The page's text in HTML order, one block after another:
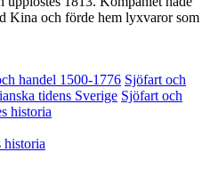
Kina och förde hem lyxvaror som
handel 1500-1776 Sjöfart och
tidens Sverige Sjöfart och
historia
historia